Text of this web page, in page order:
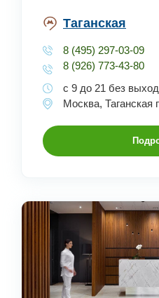
Таганская
8 (495) 297-03-09
8 (926) 773-43-80
с 9 до 21 без
Москва, Таганская